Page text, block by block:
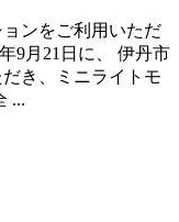
ンをご利用いただ
9月21日に、 伊丹市
き、ミニライトモ
...